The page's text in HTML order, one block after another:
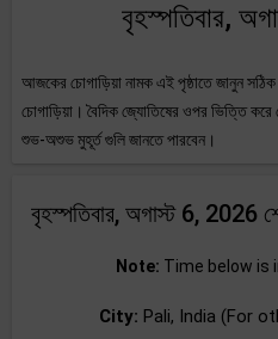
বৃহস্পতিবার,
আজকের চোগাড়িয়া নামক এই পৃষ্ঠাতে জানুন
চোগাড়িয়া। বৈদিক জ্যোতিষের ওপর ভিত্তি করে
শুভ-অশুভ মুহূর্ত গুলি জানতে পারবেন।
বৃহস্পতিবার, অগাস্ট 6, 2026
Note: Time below is
City: Pali, India (For